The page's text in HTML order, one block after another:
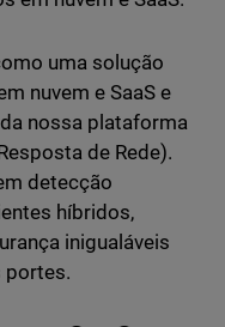
uma solução
nuvem e SaaS e
nossa plataforma
de Rede).
detecção
híbridos,
inigualáveis
portes.